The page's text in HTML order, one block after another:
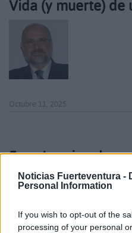
Noticias Fuerteventura -
Personal Information
If you wish to opt-out of the
processing of your personal
Vida (y muerte) de
Octubre 11, 2025
Furor' nacional